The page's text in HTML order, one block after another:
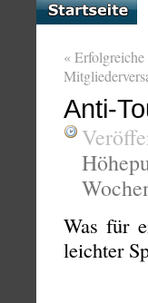
«
Anti-
Was für
leichter